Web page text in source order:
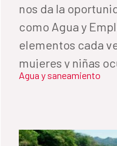
nos da la
como Agua y
elementos cada
mujeres y niñas
corresponde en el
Agua y saneamiento